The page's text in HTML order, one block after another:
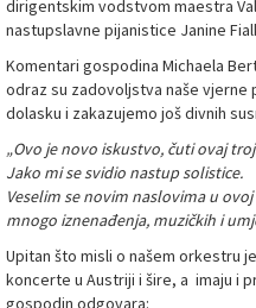
dirigentskim vodstvom maestra
nastupslavne pijanistice Janine
Komentari gospodina Michaela
odraz su zadovoljstva naše vjerne
dolasku i zakazujemo još divnih
„Ovo je novo iskustvo, čuti ovaj
Jako mi se svidio nastup solistice.
Veselim se novim naslovima u
mnogo iznenađenja, muzičkih i
Upitan što misli o našem orkestru
koncerte u Austriji i šire, a imaju i
gospodin odgovara: